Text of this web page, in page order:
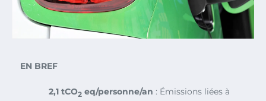
EN BREF
2,1 tCO2 eq/personne/an : Émissions liées à